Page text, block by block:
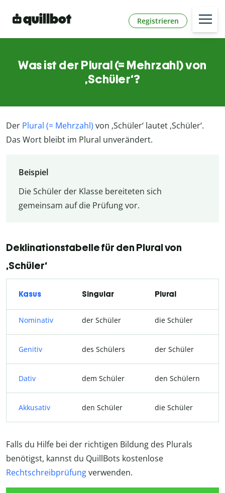
Registrieren
Was ist der Plural (= Mehrzahl) von
‚Schüler‘?
Der Plural (= Mehrzahl) von ‚Schüler‘ lautet ‚Schüler‘.
Das Wort bleibt im Plural unverändert.
Beispiel
Die Schüler der Klasse bereiteten sich
gemeinsam auf die Prüfung vor.
Deklinationstabelle für den Plural von
‚Schüler‘
Kasus Singular Plural
Nominativ der Schüler die Schüler
Genitiv des Schülers der Schüler
Dativ dem Schüler den Schülern
Akkusativ den Schüler die Schüler
Falls du Hilfe bei der richtigen Bildung des Plurals
benötigst, kannst du QuillBots kostenlose
Rechtschreibprüfungverwenden.